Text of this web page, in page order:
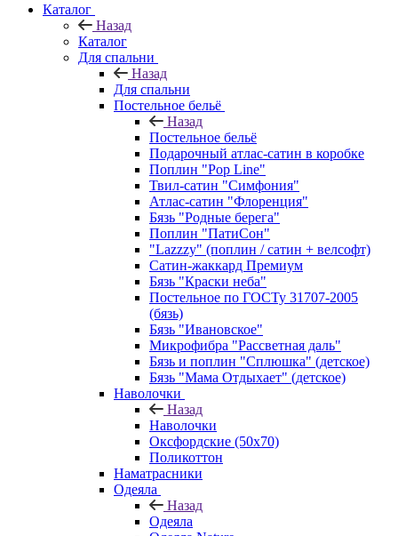
Каталог
Назад
Каталог
Для спальни
Назад
Для спальни
Постельное бельё
Назад
Постельное бельё
Подарочный атлас-сатин в коробке
Поплин "Pop Line"
Твил-сатин "Симфония"
Атлас-сатин "Флоренция"
Бязь "Родные берега"
Поплин "ПатиСон"
"Lazzzy" (поплин / сатин + велсофт)
Сатин-жаккард Премиум
Бязь "Краски неба"
Постельное по ГОСТу 31707-2005
(бязь)
Бязь "Ивановское"
Микрофибра "Рассветная даль"
Бязь и поплин "Сплюшка" (детское)
Бязь "Мама Отдыхает" (детское)
Наволочки
Назад
Наволочки
Оксфордские (50х70)
Поликоттон
Наматрасники
Одеяла
Назад
Одеяла